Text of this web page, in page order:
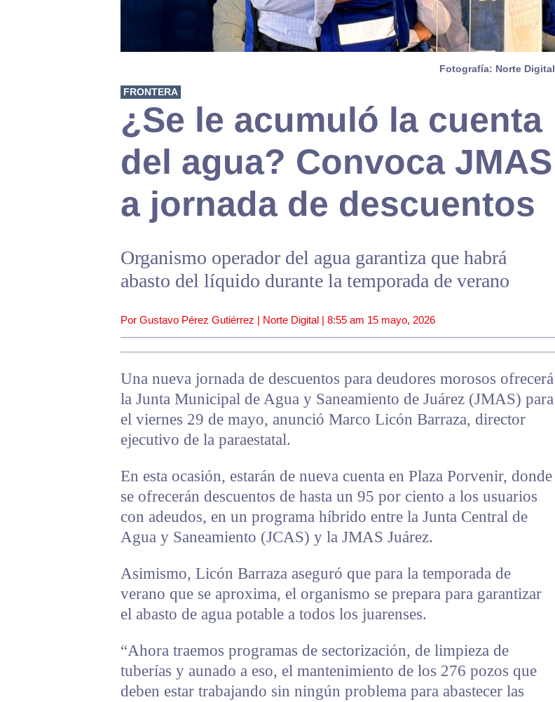
Fotografía: Norte Digital
FRONTERA
¿Se le acumuló la cuenta
del agua? Convoca JMAS
a jornada de descuentos
Organismo operador del agua garantiza que habrá
abasto del líquido durante la temporada de verano
Por Gustavo Pérez Gutiérrez | Norte Digital | 8:55 am 15 mayo, 2026
Una nueva jornada de descuentos para deudores morosos ofrecerá
la Junta Municipal de Agua y Saneamiento de Juárez (JMAS) para
el viernes 29 de mayo, anunció Marco Licón Barraza, director
ejecutivo de la paraestatal.
En esta ocasión, estarán de nueva cuenta en Plaza Porvenir, donde
se ofrecerán descuentos de hasta un 95 por ciento a los usuarios
con adeudos, en un programa híbrido entre la Junta Central de
Agua y Saneamiento (JCAS) y la JMAS Juárez.
Asimismo, Licón Barraza aseguró que para la temporada de
verano que se aproxima, el organismo se prepara para garantizar
el abasto de agua potable a todos los juarenses.
“Ahora traemos programas de sectorización, de limpieza de
tuberías y aunado a eso, el mantenimiento de los 276 pozos que
deben estar trabajando sin ningún problema para abastecer las